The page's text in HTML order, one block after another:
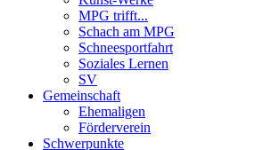
MPG trifft...
Schach am MPG
Schneesportfahrt
Soziales Lernen
SV
Gemeinschaft
Ehemaligen
Förderverein
Schwerpunkte